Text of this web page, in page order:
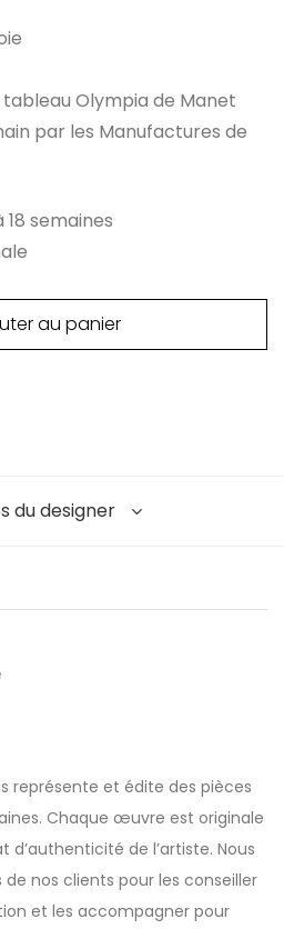
tableau Olympia de Manet
par les Manufactures de
18 semaines
au panier
du designer
représente et édite des pièces
Chaque œuvre est originale
de l’artiste. Nous
nos clients pour les conseiller
et les accompagner pour